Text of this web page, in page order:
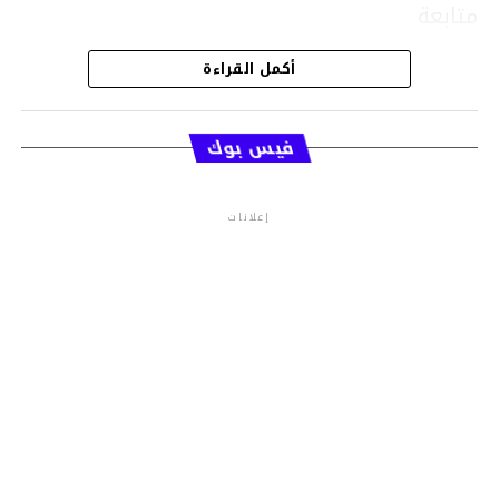
قسم الاخبار
أكمل القراءة
فيس بوك
إعلانات